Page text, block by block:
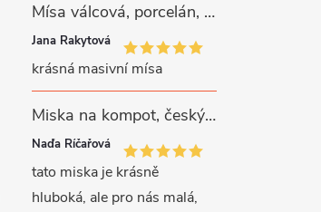
Mísa válcová, porcelán, růžové kytičky, 26 cm, G. Benedikt
Jana Rakytová
krásná masivní mísa
Miska na kompot, český porcelán, Rona, 12,5 cm, bílý, G. Benedikt
Naďa Říčařová
tato miska je krásně
hluboká, ale pro nás malá,